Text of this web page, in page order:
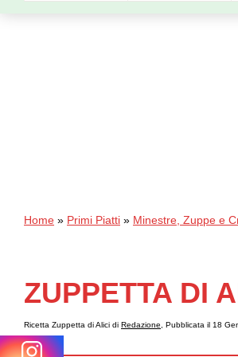
Home » Primi Piatti » Minestre, Zuppe e
ZUPPETTA DI
Ricetta Zuppetta di Alici di Redazione, Pubblicata il 18